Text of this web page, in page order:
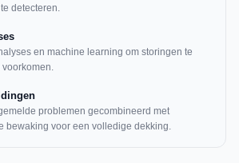
detecteren.
en machine learning om storingen te
problemen gecombineerd met
bewaking voor een volledige dekking.